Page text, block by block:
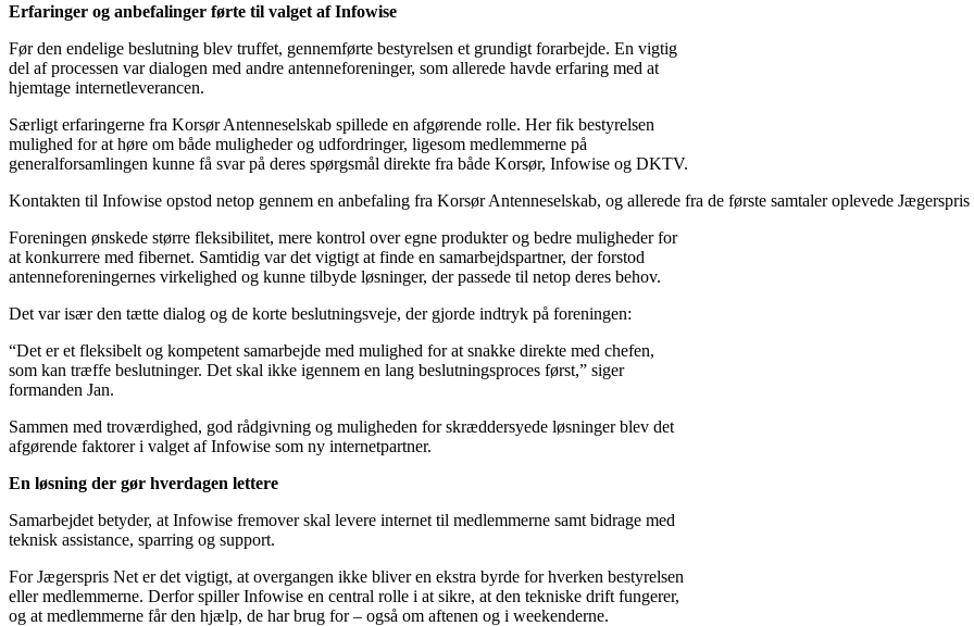
Erfaringer og anbefalinger førte til valget af Infowise
Før den endelige beslutning blev truffet, gennemførte bestyrelsen et grundigt forarbejde. En vigtig
del af processen var dialogen med andre antenneforeninger, som allerede havde erfaring med at
hjemtage internetleverancen.
Særligt erfaringerne fra Korsør Antenneselskab spillede en afgørende rolle. Her fik bestyrelsen
mulighed for at høre om både muligheder og udfordringer, ligesom medlemmerne på
generalforsamlingen kunne få svar på deres spørgsmål direkte fra både Korsør, Infowise og DKTV.
Kontakten til Infowise opstod netop gennem en anbefaling fra Korsør Antenneselskab, og allerede fra de første samtaler oplevede
Foreningen ønskede større fleksibilitet, mere kontrol over egne produkter og bedre muligheder for
at konkurrere med fibernet. Samtidig var det vigtigt at finde en samarbejdspartner, der forstod
antenneforeningernes virkelighed og kunne tilbyde løsninger, der passede til netop deres behov.
Det var især den tætte dialog og de korte beslutningsveje, der gjorde indtryk på foreningen:
“Det er et fleksibelt og kompetent samarbejde med mulighed for at snakke direkte med chefen,
som kan træffe beslutninger. Det skal ikke igennem en lang beslutningsproces først,” siger
formanden Jan.
Sammen med troværdighed, god rådgivning og muligheden for skræddersyede løsninger blev det
afgørende faktorer i valget af Infowise som ny internetpartner.
En løsning der gør hverdagen lettere
Samarbejdet betyder, at Infowise fremover skal levere internet til medlemmerne samt bidrage med
teknisk assistance, sparring og support.
For Jægerspris Net er det vigtigt, at overgangen ikke bliver en ekstra byrde for hverken bestyrelsen
eller medlemmerne. Derfor spiller Infowise en central rolle i at sikre, at den tekniske drift fungerer,
og at medlemmerne får den hjælp, de har brug for – også om aftenen og i weekenderne.